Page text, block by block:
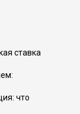
ставка
что